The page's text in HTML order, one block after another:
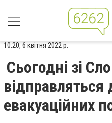
10:20, 6 квітня 2022 р.
Сьогодні зі
відправляться
евакуаційних